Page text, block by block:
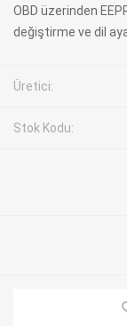
OBD üzerinden
değiştirme ve dil
Üretici:
Stok Kodu: